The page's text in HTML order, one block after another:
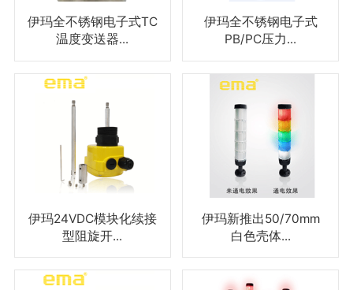
伊玛全不锈钢电子式TC
温度变送器...
伊玛全不锈钢电子式
PB/PC压力...
伊玛24VDC模块化续接
型阻旋开...
伊玛新推出50/70mm
白色壳体...